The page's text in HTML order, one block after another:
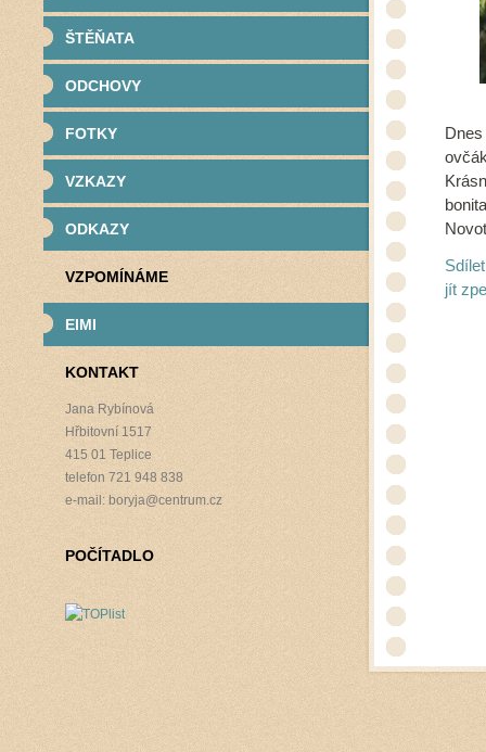
jít
ŠTĚŇATA
ODCHOVY
FOTKY
VZKAZY
ODKAZY
VZPOMÍNÁME
EIMI
KONTAKT
Jana Rybínová
Hřbitovní 1517
415 01 Teplice
telefon 721 948 838
e-mail: boryja@centrum.cz
POČÍTADLO